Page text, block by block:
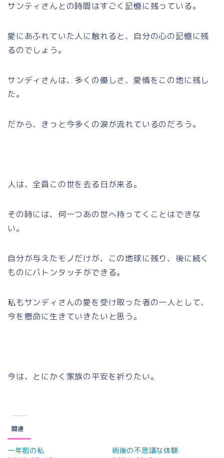
サンティさんとの時間はすごく記憶に残っている。
愛にあふれていた人に触れると、自分の心の記憶に残
るのでしょう。
サンディさんは、多くの優しさ、愛情をこの地に残し
た。
だから、きっと今多くの涙が流れているのだろう。
人は、全員この世を去る日が来る。
その時には、何一つあの世へ持ってくことはできな
い。
自分が与えたモノだけが、この地球に残り、後に続く
ものにバトンタッチができる。
私もサンディさんの愛を受け取った者の一人として、
今を懸命に生きていきたいと思う。
今は、とにかく家族の平安を祈りたい。
関連
一年前の私
術後の不思議な体験